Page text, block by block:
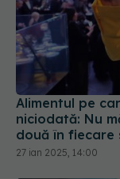
Alimentul pe
niciodată: Nu
două în fiecare
27 ian 2025, 14:00